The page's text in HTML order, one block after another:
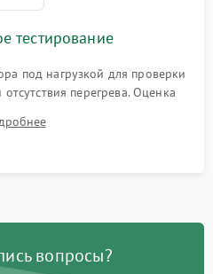
тестирование
под нагрузкой для проверки
перегрева. Оценка
на тестовых
всех видеовходов и кнопок
вопросы?